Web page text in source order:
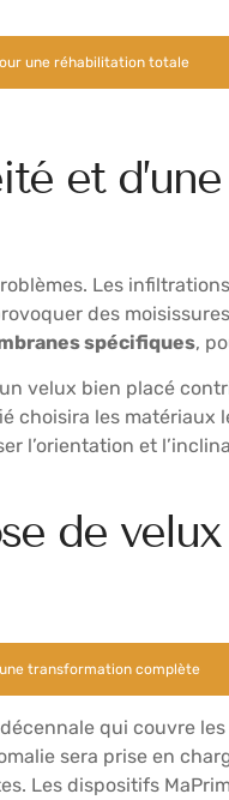
une réhabilitation totale
et
Les
des
spécifiques,
velux bien placé
choisira les
l’orientation et
de
transformation complète
qui couvre
sera prise en
Les dispositifs